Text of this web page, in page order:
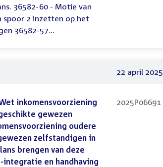
36582-60 - Motie van
spoor 2 inzetten op het
36582-57...
22 april 2025
inkomensvoorziening
gewezen
oudere
zelfstandigen in
brengen van deze
en handhaving
2025P06691